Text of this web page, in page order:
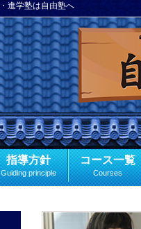
進学塾は自由塾へ
指導方針
Guiding principle
コース一覧
Courses